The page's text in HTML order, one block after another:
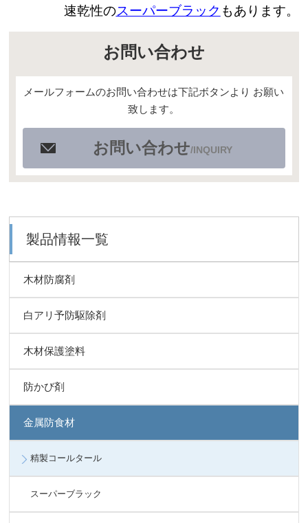
速乾性のスーパーブラック もあります。
お問い合わせ
メールフォームのお問い合わせは下記ボタンより お願い
致します。
お問い合わせ/INQUIRY
製品情報一覧
木材防腐剤
白アリ予防駆除剤
木材保護塗料
防かび剤
金属防食材
精製コールタール
スーパーブラック